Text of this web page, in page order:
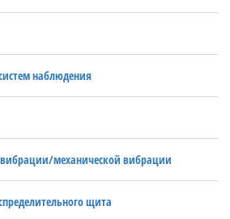
наблюдения
механической вибрации
щита